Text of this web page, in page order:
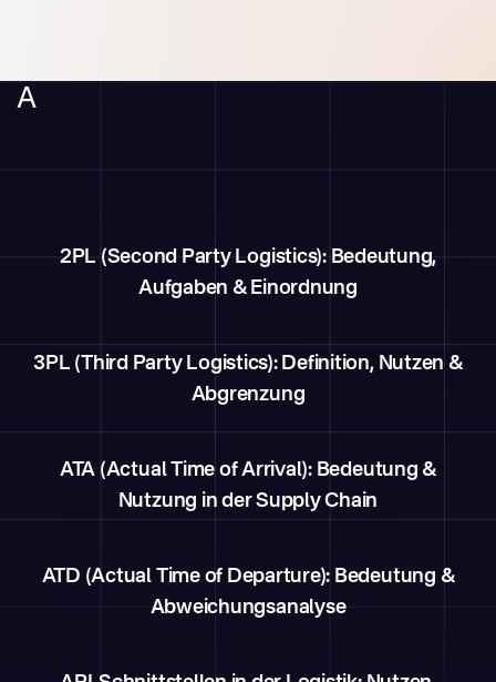
A
2PL (Second Party Logistics): Bedeutung,
Aufgaben & Einordnung
3PL (Third Party Logistics): Definition, Nutzen &
Abgrenzung
ATA (Actual Time of Arrival): Bedeutung &
Nutzung in der Supply Chain
ATD (Actual Time of Departure): Bedeutung &
Abweichungsanalyse